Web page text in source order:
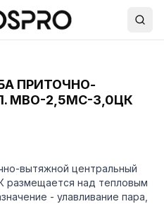
ПРИТОЧНО-
МВО-2,5МС-3,0ЦК
вытяжной центральный
над тепловым
- улавливание пара,